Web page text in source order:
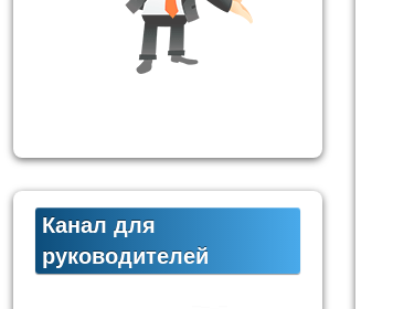
Канал для
руководителей